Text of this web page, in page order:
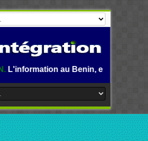
au Benin, en Afrique et dans le